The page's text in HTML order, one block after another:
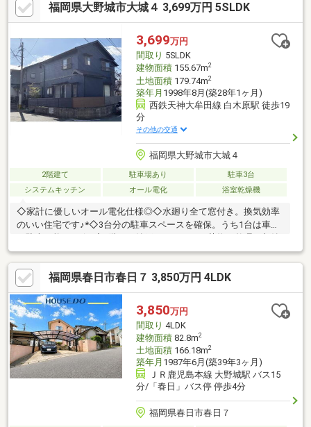
福岡県大野城市大城４ 3,699万円 5SLDK
3,699万円
間取り 5SLDK
建物面積155.67m2
土地面積179.74m2
築年月 1998年8月(築28年1ヶ月)
西鉄天神大牟田線 白木原駅 徒歩19
分
その他の交通
福岡県大野城市大城４
2階建て 駐車場あり
駐車3台
システムキッチン
オール電化 浴室乾燥機
◇家計に優しいオール電化仕様◎◇水廻り全て窓付き。換気効率
のいい住宅です♪*◇3台分の駐車スペースを確保。うち1台は車庫
も便利♪*◇約12帖の洋室は6帖ずつに分けて使える可変性のある
空間◎◇実際に見てみると、写真では伝わらない魅力がたくさん
あります！◇ローンや相談などお気軽にお問い合わせください♪*
令和8年4月内装リフォーム済【内訳：キッチン、浴室、洗面化粧
台、トイレ、建具、フロアタイル、室内クリーニング等】◆瑕疵
保険（国交省指定）保証付◆第2種15ｍ高度地区◆建築基準法第
22条区域
福岡県春日市春日７ 3,850万円 4LDK
3,850万円
間取り 4LDK
建物面積82.8m2
土地面積166.18m2
築年月 1987年6月(築39年3ヶ月)
ＪＲ鹿児島本線 大野城駅 バス15
分/「春日」バス停 停歩4分
福岡県春日市春日７